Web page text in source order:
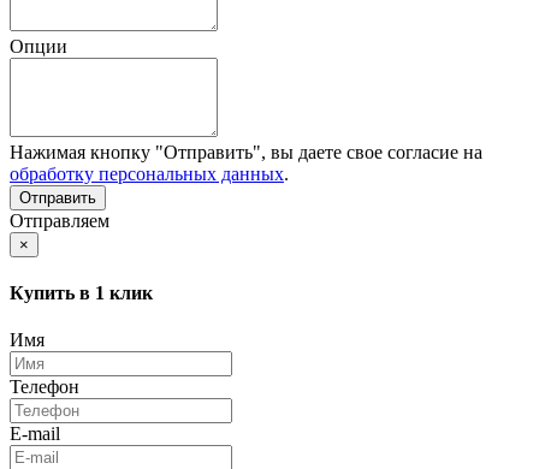
Опции
Нажимая кнопку "Отправить", вы даете свое согласие на
обработку персональных данных.
Отправляем
×
Купить в 1 клик
Имя
Телефон
E-mail